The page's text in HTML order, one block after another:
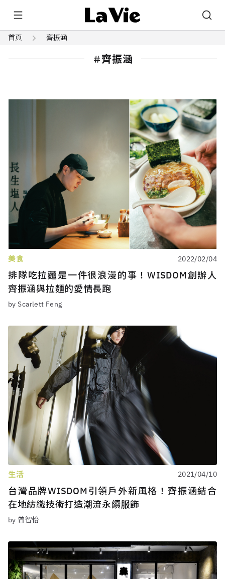
首頁 齊振涵
齊振涵
美食 2022/02/04
排隊吃拉麵是一件很浪漫的事！WISDOM創辦人
齊振涵與拉麵的愛情長跑
by Scarlett Feng
生活 2021/04/10
台灣品牌WISDOM引領戶外新風格！齊振涵結合
在地紡織技術打造潮流永續服飾
by 曾智怡